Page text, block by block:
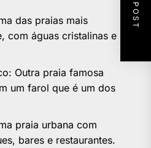
das praias mais
com águas cristalinas e
Outra praia famosa
um farol que é um dos
praia urbana com
bares e restaurantes.